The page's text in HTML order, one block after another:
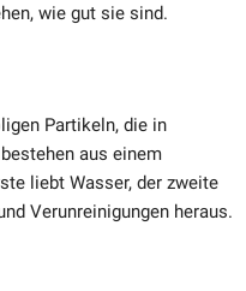
wie gut sie sind.
Partikeln, die in
aus einem
liebt Wasser, der zweite
Verunreinigungen heraus.